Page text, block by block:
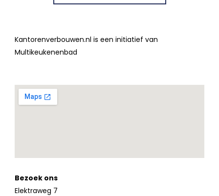
Kantorenverbouwen.nl is een initiatief van
Multikeukenenbad
Bezoek ons
Elektraweg 7